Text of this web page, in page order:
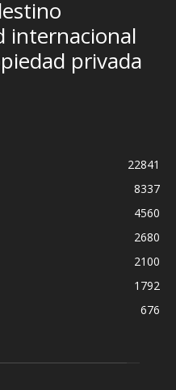
internacional
privada
22841
8337
4560
2680
2100
1792
676